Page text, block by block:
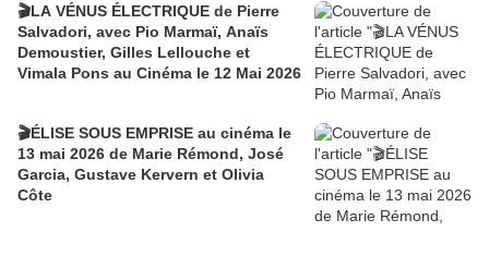
🎬LA VÉNUS ÉLECTRIQUE de Pierre
Salvadori, avec Pio Marmaï, Anaïs
Demoustier, Gilles Lellouche et
Vimala Pons au Cinéma le 12 Mai 2026
🎬ÉLISE SOUS EMPRISE au cinéma le
13 mai 2026 de Marie Rémond, José
Garcia, Gustave Kervern et Olivia
Côte